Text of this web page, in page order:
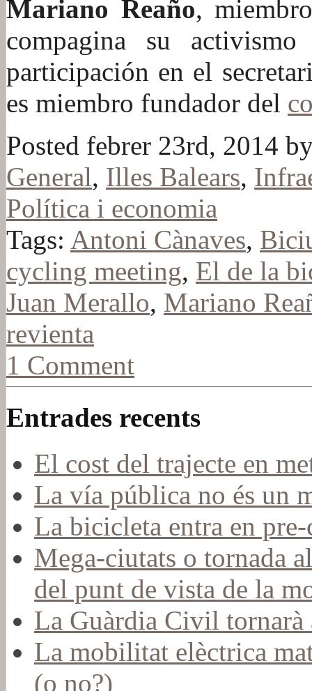
Mariano Reaño,
compagina su
participación en el
es miembro fundador del
Posted febrer 23rd, 2014
General, Illes Balears,
Política i economia
Tags: Antoni Cànaves,
cycling meeting, El de la
Juan Merallo, Mariano
revienta
1 Comment
Entrades recents
El cost del trajecte en
La vía pública no és un
La bicicleta entra en pre-
Mega-ciutats o tornada
del punt de vista de la
La Guàrdia Civil
La mobilitat elèctrica
(o no?)